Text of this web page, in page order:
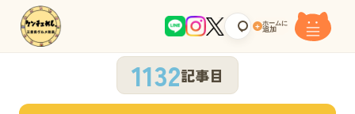
+ ホームに
追加
1132記事目